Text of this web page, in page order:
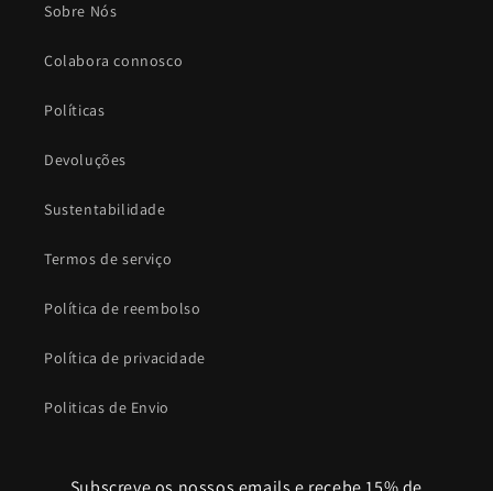
Sobre Nós
Colabora connosco
Políticas
Devoluções
Sustentabilidade
Termos de serviço
Política de reembolso
Política de privacidade
Politicas de Envio